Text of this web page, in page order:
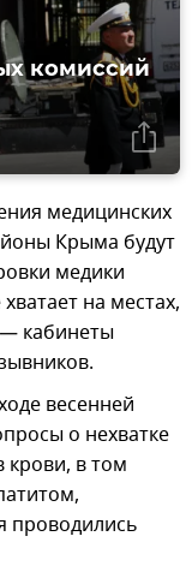
комиссий
медицинских
Крыма будут
медики
на местах,
кабинеты
весенней
о нехватке
крови, в том
проводились